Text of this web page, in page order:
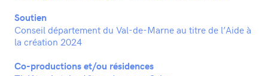
Soutien
Conseil département du Val-de-Marne au titre de l’Aide à
la création 2024
Co-productions et/ou résidences